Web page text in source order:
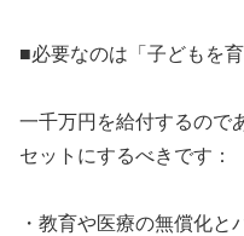
■必要なのは「子どもを育
一千万円を給付するので
セットにするべきです：
・教育や医療の無償化と